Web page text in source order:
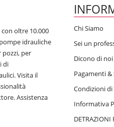
oltre 10.000
idrauliche
pozzi, per
di
Visita il
Assistenza
Chi Siamo
Sei un
Dicono di noi
Pagamenti
Condizioni
Informativa
DETRAZIONI